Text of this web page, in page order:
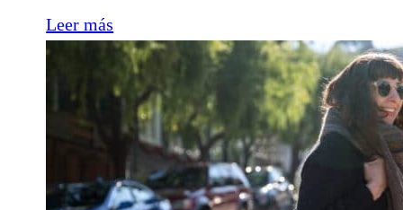
Leer más